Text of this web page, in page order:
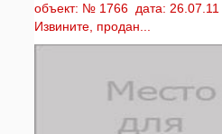
объект: № 1766 дата:
Извините, продан...